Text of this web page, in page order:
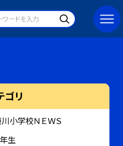
ゴリ
小学校ＮＥＷＳ
生